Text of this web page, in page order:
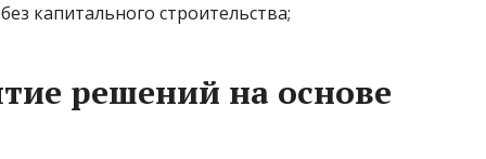
капитального строительства;
решений на основе